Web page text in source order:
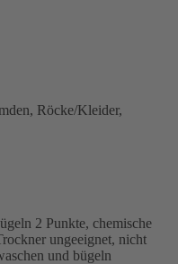
Röcke/Kleider,
2 Punkte, chemische
ungeeignet, nicht
und bügeln